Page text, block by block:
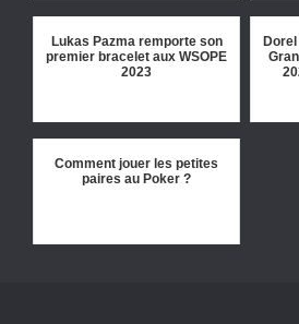
Lukas Pazma remporte son
premier bracelet aux WSOPE
2023
Comment jouer les petites
paires au Poker ?